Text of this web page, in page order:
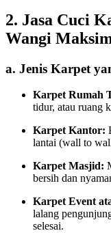
2. Jasa Cuci
Wangi
a. Jenis Karpet
Karpet Rumah
tidur, atau ruang
Karpet Kantor:
lantai (wall to
Karpet Masjid:
bersih dan
Karpet Event
lalang
selesai.